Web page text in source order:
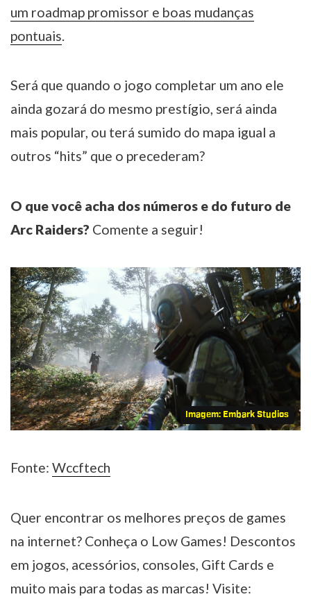
um roadmap promissor e boas mudanças
pontuais.
Será que quando o jogo completar um ano ele
ainda gozará do mesmo prestígio, será ainda
mais popular, ou terá sumido do mapa igual a
outros “hits” que o precederam?
O que você acha dos números e do futuro de
Arc Raiders? Comente a seguir!
Imagem: Embark Studios
Fonte: Wccftech
Quer encontrar os melhores preços de games
na internet? Conheça o Low Games! Descontos
em jogos, acessórios, consoles, Gift Cards e
muito mais para todas as marcas! Visite: